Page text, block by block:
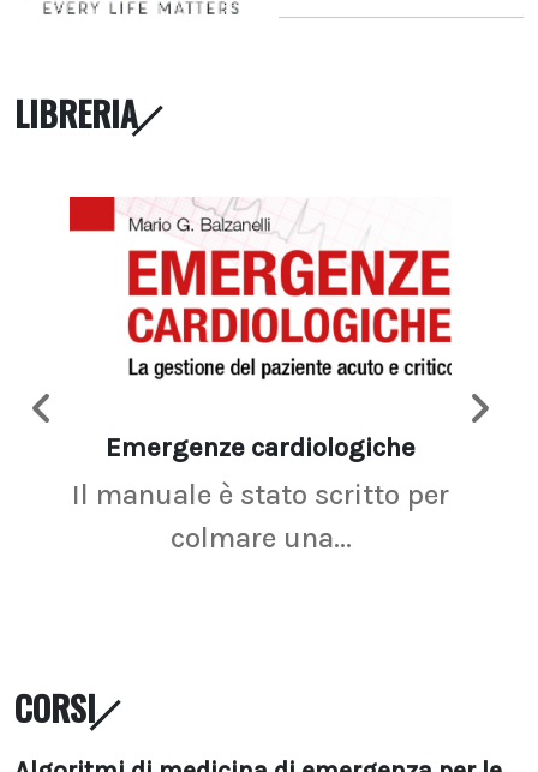
LIBRERIA
Emergenze cardiologiche
Il manuale è stato scritto per
colmare una...
CORSI